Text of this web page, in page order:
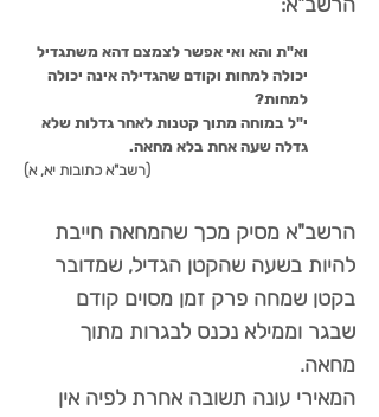
הרשב"א:
וא"ת והא ואי אפשר לצמצם דהא משתגדיל
יכולה למחות וקודם שהגדילה אינה יכולה
למחות?
י"ל במוחה מתוך קטנות לאחר גדלות שלא
גדלה שעה אחת בלא מחאה.
(רשב"א כתובות יא, א)
הרשב"א מסיק מכך שהמחאה חייבת
להיות בשעה שהקטן הגדיל, שמדובר
בקטן שמחה פרק זמן מסוים קודם
שבגר וממילא נכנס לבגרות מתוך
מחאה.
המאירי עונה תשובה אחרת לפיה אין